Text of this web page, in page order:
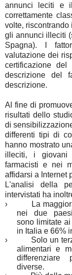
annunci leciti e
correttamente
volte, riscontrando
gli annunci illeciti
Spagna). I
valutazione dei
certificazione del
descrizione del
descrizione.
Al fine di
risultati dello
di
differenti tipi di
hanno mostrato
illeciti, i giovani
farmacisti e nei
affidarsi a Internet
L'analisi della
intervistati ha
›
La
nei due
sono limitate
in Italia e 66%
›
Solo un
alimentari e
differenziare
diverse.